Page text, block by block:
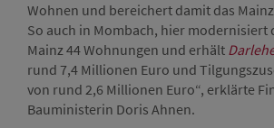
Wohnen und bereichert damit das
So auch in Mombach, hier modernisiert
Mainz 44 Wohnungen und erhält
rund 7,4 Millionen Euro und
von rund 2,6 Millionen Euro“, erklärte
Bauministerin Doris Ahnen.